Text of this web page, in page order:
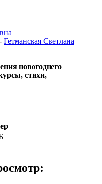
Гетманская Светлана
новогоднего
стихи,